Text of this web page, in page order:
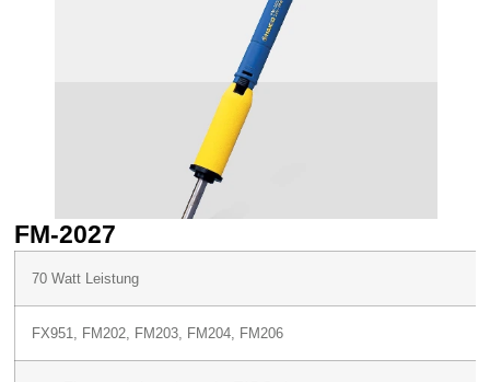
FM-2027
70 Watt Leistung
FX951, FM202, FM203, FM204, FM206